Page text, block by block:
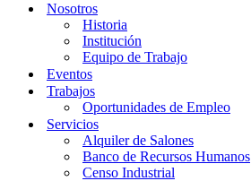
Nosotros
Historia
Institución
Equipo de Trabajo
Eventos
Trabajos
Oportunidades de Empleo
Servicios
Alquiler de Salones
Banco de Recursos Humanos
Censo Industrial